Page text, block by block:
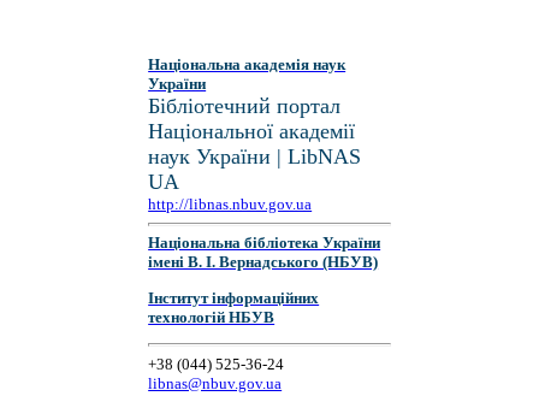
Національна академія наук
України
Бібліотечний портал
Національної академії
наук України | LibNAS
UA
http://libnas.nbuv.gov.ua
Національна бібліотека України
імені В. І. Вернадського (НБУВ)
Інститут інформаційних
технологій НБУВ
+38 (044) 525-36-24
libnas@nbuv.gov.ua